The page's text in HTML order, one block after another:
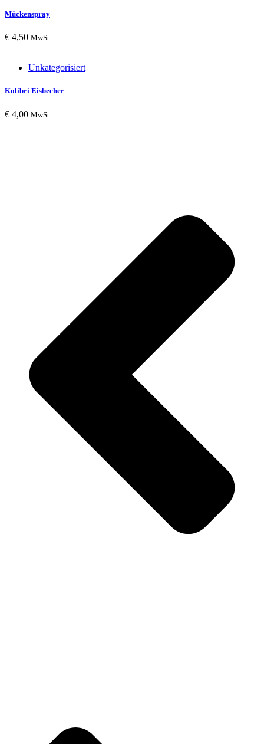
Mückenspray
€ 4,50 MwSt.
Unkategorisiert
Kolibri Eisbecher
€ 4,00 MwSt.